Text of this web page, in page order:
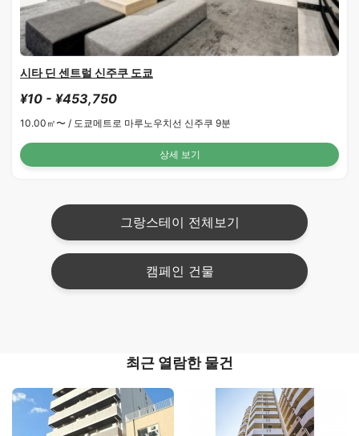
시타 딘 센트럴 신주쿠 도쿄
¥10 - ¥453,750
10.00㎡〜 / 도쿄메트로 마루노우치선 신주쿠 9분
상세 보기
그랑스테이 전체보기
캠페인 건물
최근 열람한 물건